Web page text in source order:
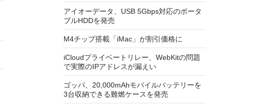
アイオーデータ、USB 5Gbps対応のポータ
ブルHDDを発売
M4チップ搭載「iMac」が割引価格に
iCloudプライベートリレー、WebKitの問題
で実際のIPアドレスが漏えい
ゴッパ、20,000mAhモバイルバッテリーを
3台収納できる難燃ケースを発売